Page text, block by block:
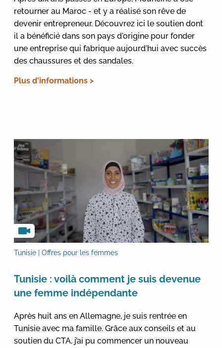
retourner au Maroc - et y a réalisé son rêve de
devenir entrepreneur. Découvrez ici le soutien dont
il a bénéficié dans son pays d'origine pour fonder
une entreprise qui fabrique aujourd'hui avec succès
des chaussures et des sandales.
Plus d'informations >
Tunisie | Offres pour les femmes
Tunisie : voilà comment je suis devenue
une femme indépendante
Après huit ans en Allemagne, je suis rentrée en
Tunisie avec ma famille. Grâce aux conseils et au
soutien du CTA, j’ai pu commencer un nouveau